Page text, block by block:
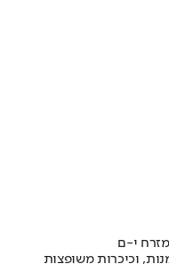
י-ם
וכיכרות משופצות